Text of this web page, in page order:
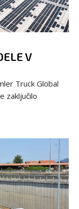
V
Truck Global
zaključilo